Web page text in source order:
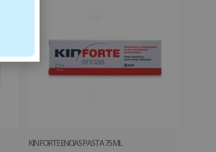
KIN FORTE ENCIAS PASTA 75 ML